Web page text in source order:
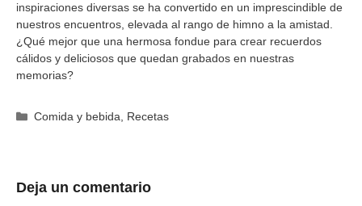
inspiraciones diversas se ha convertido en un imprescindible de
nuestros encuentros, elevada al rango de himno a la amistad.
¿Qué mejor que una hermosa fondue para crear recuerdos
cálidos y deliciosos que quedan grabados en nuestras
memorias?
Categorías
Comida y bebida, Recetas
Deja un comentario